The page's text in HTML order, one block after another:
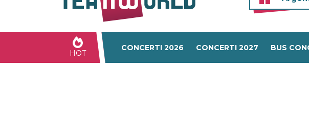
HOT
CONCERTI 2026 CONCERTI 2027 BUS